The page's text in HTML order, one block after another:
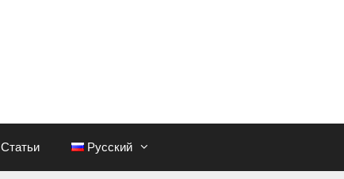
Статьи Русский